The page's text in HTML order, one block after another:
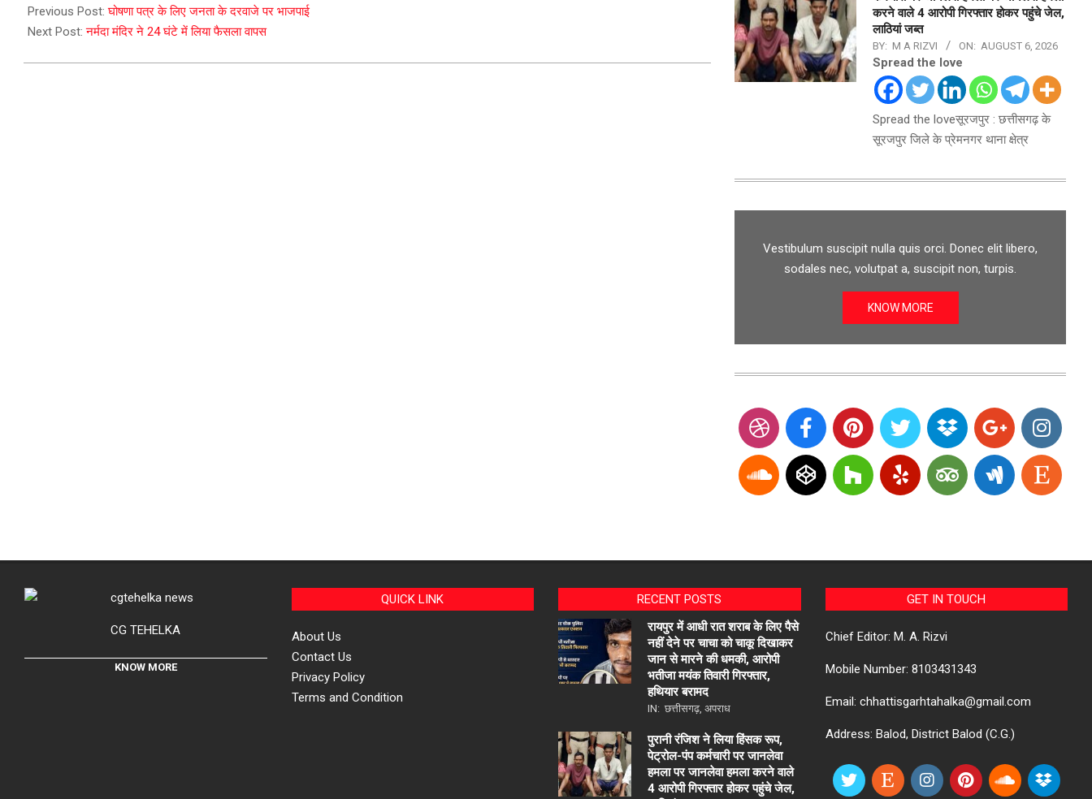
08-
28
Previous Post:घोषणा पत्र के लिए जनता के दरवाजे पर भाजपाई
Next Post:नर्मदा मंदिर ने 24 घंटे में लिया फैसला वापस
करने वाले 4 आरोपी गिरफ्तार होकर पहुंचे जेल,
लाठियां जब्त
BY: M A RIZVI ON: AUGUST 6, 2026
Spread the love
Spread the loveसूरजपुर : छत्तीसगढ़ के
सूरजपुर जिले के प्रेमनगर थाना क्षेत्र
Vestibulum suscipit nulla quis orci. Donec elit libero,
sodales nec, volutpat a, suscipit non, turpis.
KNOW MORE
CG TEHELKA
KNOW MORE
QUICK LINK
About Us
Contact Us
Privacy Policy
Terms and Condition
RECENT POSTS
रायपुर में आधी रात शराब के लिए पैसे
नहीं देने पर चाचा को चाकू दिखाकर
जान से मारने की धमकी, आरोपी
भतीजा मयंक तिवारी गिरफ्तार,
हथियार बरामद
IN: छत्तीसगढ़ अपराध
पुरानी रंजिश ने लिया हिंसक रूप,
पेट्रोल-पंप कर्मचारी पर जानलेवा
हमला पर जानलेवा हमला करने वाले
4 आरोपी गिरफ्तार होकर पहुंचे जेल,
GET IN TOUCH
Chief Editor: M. A. Rizvi
Mobile Number: 8103431343
Email: chhattisgarhtahalka@gmail.com
Address: Balod, District Balod (C.G.)